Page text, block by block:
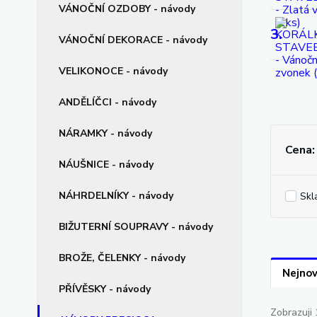
VÁNOČNÍ OZDOBY - návody
VÁNOČNÍ DEKORACE - návody
VELIKONOCE - návody
ANDĚLÍČCI - návody
NÁRAMKY - návody
NÁUŠNICE - návody
NÁHRDELNÍKY - návody
BIŽUTERNÍ SOUPRAVY - návody
BROŽE, ČELENKY - návody
PŘÍVĚSKY - návody
3.
Cena:
Zobrazuji